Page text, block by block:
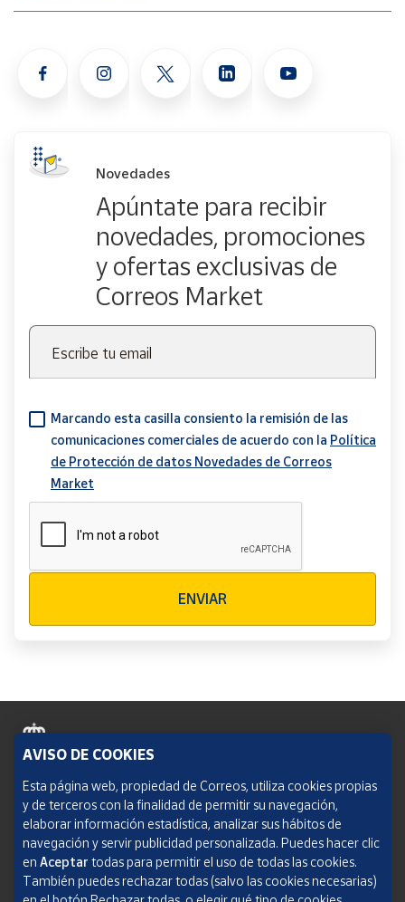
Novedades
Apúntate para recibir
novedades, promociones
y ofertas exclusivas de
Correos Market
Escribe tu email
Marcando esta casilla consiento la remisión de las
comunicaciones comerciales de acuerdo con la Política
de Protección de datos Novedades de Correos
Market
ENVIAR
Política de cookies
Aviso legal
Condiciones del servicio
Política de Privacidad Web
AVISO DE COOKIES
Esta página web, propiedad de Correos, utiliza cookies propias
y de terceros con la finalidad de permitir su navegación,
elaborar información estadística, analizar sus hábitos de
navegación y servir publicidad personalizada. Puedes hacer clic
en Aceptar todas para permitir el uso de todas las cookies.
También puedes rechazar todas (salvo las cookies necesarias)